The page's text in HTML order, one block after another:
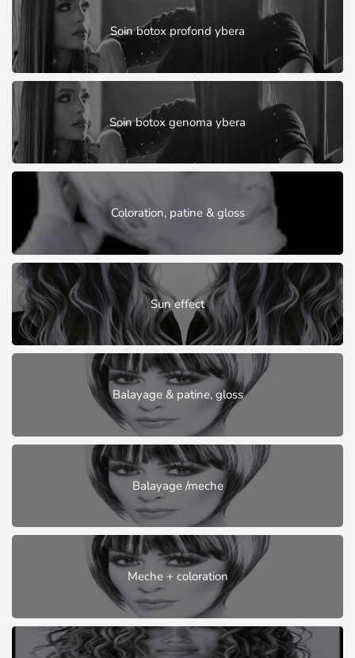
Soin botox profond ybera
Soin botox genoma ybera
Coloration, patine & gloss
Sun effect
Balayage & patine, gloss
Balayage /meche
Meche + coloration